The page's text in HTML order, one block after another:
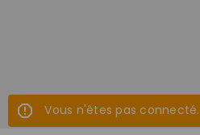
Vous n'êtes pas connecté.